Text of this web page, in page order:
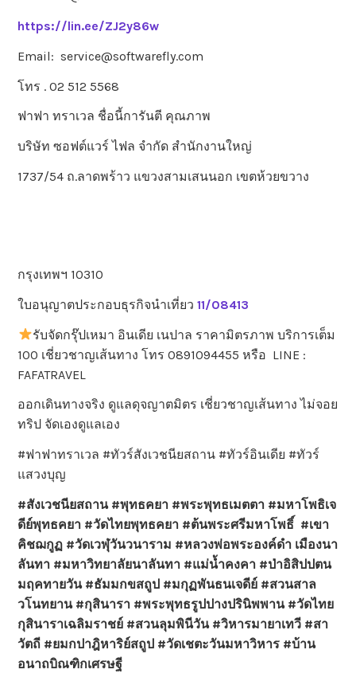
https://lin.ee/ZJ2y86w
Email: service@softwarefly.com
โทร . 02 512 5568
ฟาฟา ทราเวล ชื่อนี้การันตี คุณภาพ
บริษัท ซอฟต์แวร์ ไฟล จำกัด สำนักงานใหญ่
1737/54 ถ.ลาดพร้าว แขวงสามเสนนอก เขตห้วยขวาง
กรุงเทพฯ 10310
ใบอนุญาตประกอบธุรกิจนำเที่ยว11/08413
รับจัดกรุ๊ปเหมา อินเดีย เนปาล ราคามิตรภาพ บริการเต็ม
100 เชี่ยวชาญเส้นทาง โทร 0891094455 หรือ LINE :
FAFATRAVEL
ออกเดินทางจริง ดูแลดุจญาตมิตร เชี่ยวชาญเส้นทาง ไม่จอย
ทริป จัดเองดูแลเอง
#ฟาฟาทราเวล #ทัวร์สังเวชนียสถาน #ทัวร์อินเดีย #ทัวร์
แสวงบุญ
#สังเวชนียสถาน #พุทธคยา #พระพุทธเมตตา #มหาโพธิเจ
ดีย์พุทธคยา #วัดไทยพุทธคยา #ต้นพระศรีมหาโพธิ์ #เขา
คิชฌกูฏ #วัดเวฬุวันวนาราม #หลวงพ่อพระองค์ดำ เมืองนา
ลันทา #มหาวิทยาลัยนาลันทา #แม่น้ำคงคา #ป่าอิสิปปตน
มฤคทายวัน #ธัมมกขสถูป #มกุฏพันธนเจดีย์ #สวนสาล
วโนทยาน #กุสินารา #พระพุทธรูปปางปรินิพพาน #วัดไทย
กุสินาราเฉลิมราชย์ #สวนลุมพินีวัน #วิหารมายาเทวี #สา
วัตถี #ยมกปาฎิหาริย์สถูป #วัดเชตะวันมหาวิหาร #บ้าน
อนาถบิณฑิกเศรษฐี